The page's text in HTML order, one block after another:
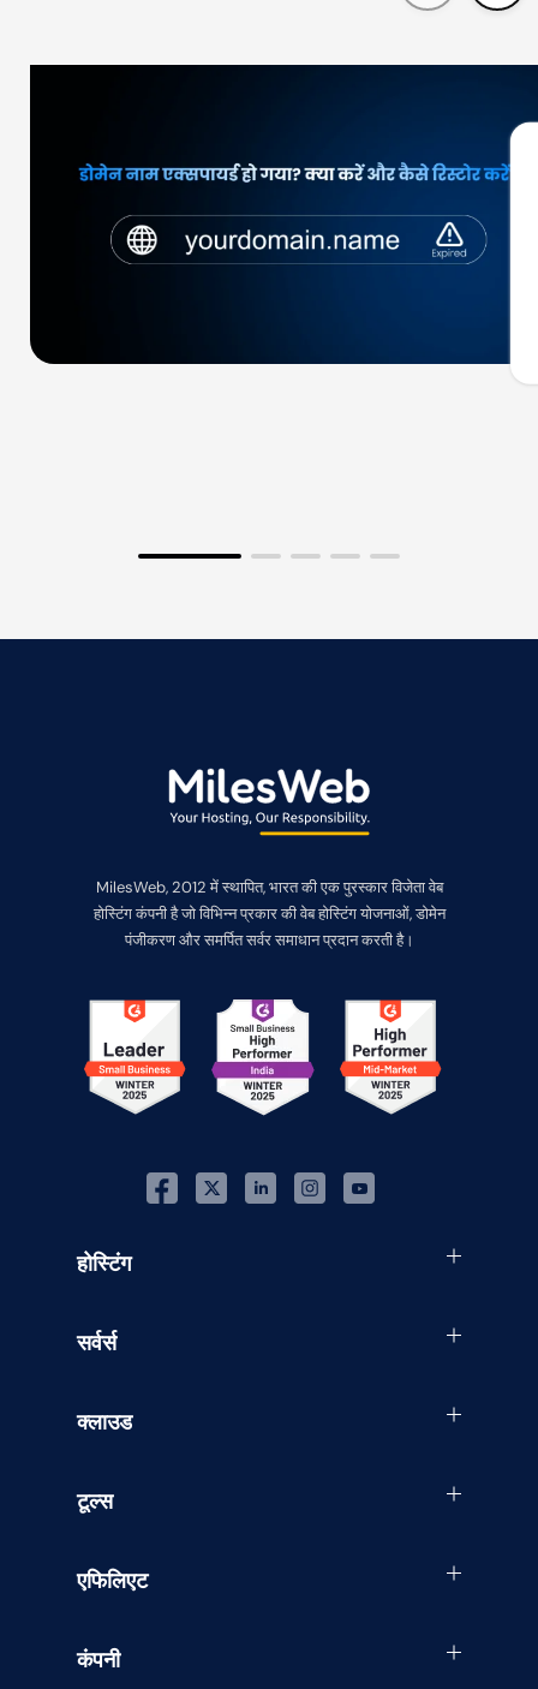
MilesWeb, 2012 में स्थापित, भारत की एक पुरस्कार विजेता वेब
होस्टिंग कंपनी है जो विभिन्न प्रकार की वेब होस्टिंग योजनाओं, डोमेन
पंजीकरण और समर्पित सर्वर समाधान प्रदान करती है।
होस्टिंग
सर्वर्स
क्लाउड
टूल्स
एफिलिएट
कंपनी